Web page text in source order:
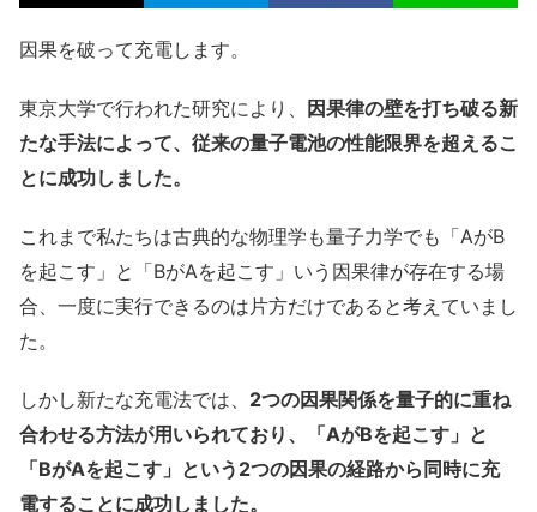
因果を破って充電します。
東京大学で行われた研究により、 因果律の壁を打ち破る新
たな手法によって、従来の量子電池の性能限界を超えるこ
とに成功しました。
これまで私たちは古典的な物理学も量子力学でも「AがB
を起こす」と「BがAを起こす」いう因果律が存在する場
合、一度に実行できるのは片方だけであると考えていまし
た。
しかし新たな充電法では、 2つの因果関係を量子的に重ね
合わせる方法が用いられており、「AがBを起こす」と
「BがAを起こす」という2つの因果の経路から同時に充
電することに成功しました。